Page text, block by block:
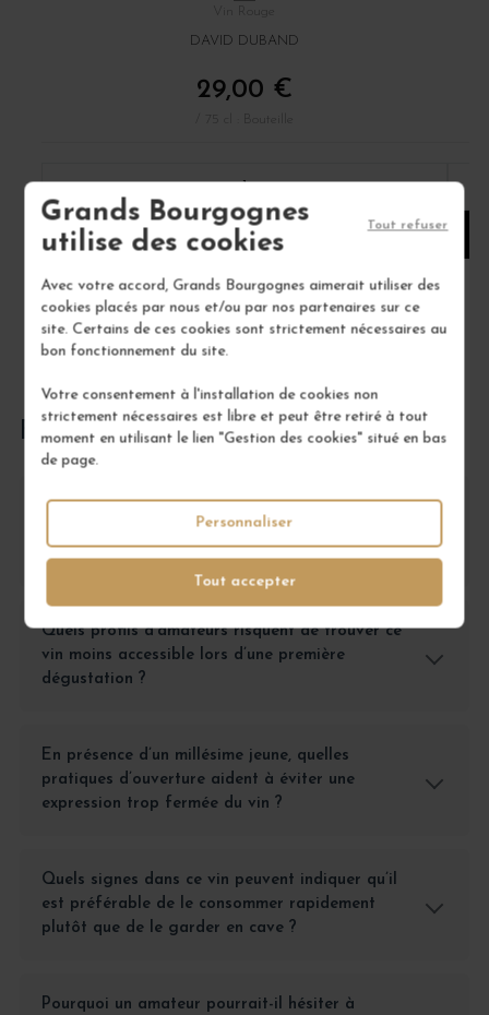
Grands Bourgognes
utilise des cookies
Avec votre accord, Grands Bourgognes aimerait utiliser des
cookies placés par nous et/ou par nos partenaires sur ce
site. Certains de ces cookies sont strictement nécessaires au
bon fonctionnement du site.
Votre consentement à l'installation de cookies non
strictement nécessaires est libre et peut être retiré à tout
moment en utilisant le lien "Gestion des cookies" situé en bas
de page.
Tout accepter
Tout refuser
Personnaliser
DAVID DUBAND
29,00 €
1
AJOUTER AU PANIER
FOIRE AUX QUESTIONS
Dans quel type de repas un amateur peut-il
préférer ce vin plutôt qu’un autre Chambolle-
Musigny 1er Cru ?
Quels profils d’amateurs risquent de trouver ce
vin moins accessible lors d’une première
dégustation ?
En présence d’un millésime jeune, quelles
pratiques d’ouverture aident à éviter une
expression trop fermée du vin ?
Quels signes dans ce vin peuvent indiquer qu’il
est préférable de le consommer rapidement
plutôt que de le garder en cave ?
Pourquoi un amateur pourrait-il hésiter à